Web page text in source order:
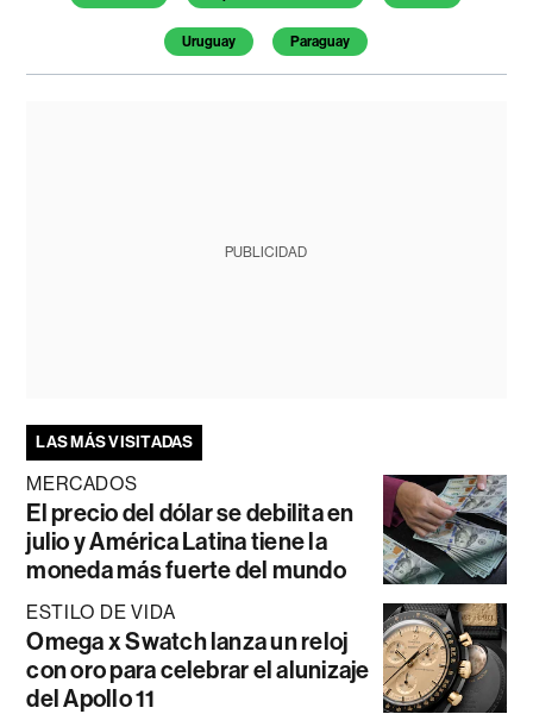
Uruguay Paraguay
PUBLICIDAD
LAS MÁS VISITADAS
MERCADOS
El precio del dólar se debilita en
julio y América Latina tiene la
moneda más fuerte del mundo
ESTILO DE VIDA
Omega x Swatch lanza un reloj
con oro para celebrar el alunizaje
del Apollo 11